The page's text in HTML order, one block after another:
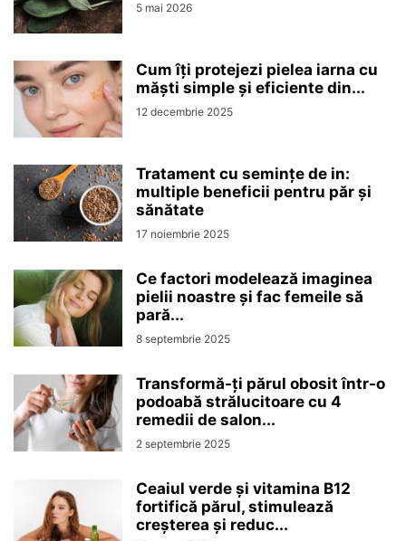
5 mai 2026
Cum îți protejezi pielea iarna cu
măști simple și eficiente din...
12 decembrie 2025
Tratament cu semințe de in:
multiple beneficii pentru păr și
sănătate
17 noiembrie 2025
Ce factori modelează imaginea
pielii noastre și fac femeile să
pară...
8 septembrie 2025
Transformă-ți părul obosit într-o
podoabă strălucitoare cu 4
remedii de salon...
2 septembrie 2025
Ceaiul verde și vitamina B12
fortifică părul, stimulează
creșterea și reduc...